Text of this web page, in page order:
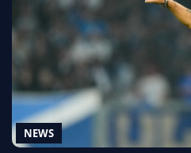
NEWS